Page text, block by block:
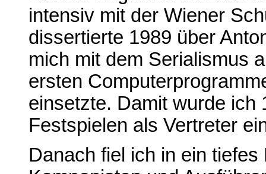
intensiv mit der Wiener
dissertierte 1989 über
mich mit dem Serialismus
ersten
einsetzte. Damit wurde ich
Festspielen als Vertreter
Danach fiel ich in ein